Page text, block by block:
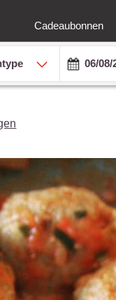
Cadeaubonnen